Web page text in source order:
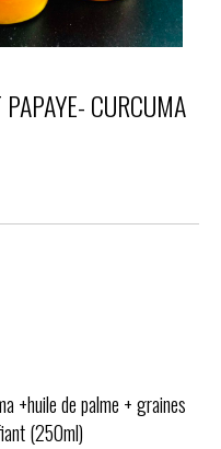
CURCUMA
+huile de palme + graines
(250ml)